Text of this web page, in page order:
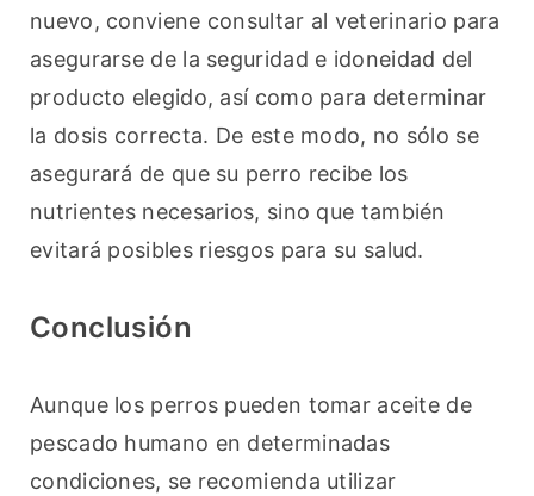
nuevo, conviene consultar al veterinario para
asegurarse de la seguridad e idoneidad del
producto elegido, así como para determinar
la dosis correcta. De este modo, no sólo se
asegurará de que su perro recibe los
nutrientes necesarios, sino que también
evitará posibles riesgos para su salud.
Conclusión
Aunque los perros pueden tomar aceite de
pescado humano en determinadas
condiciones, se recomienda utilizar